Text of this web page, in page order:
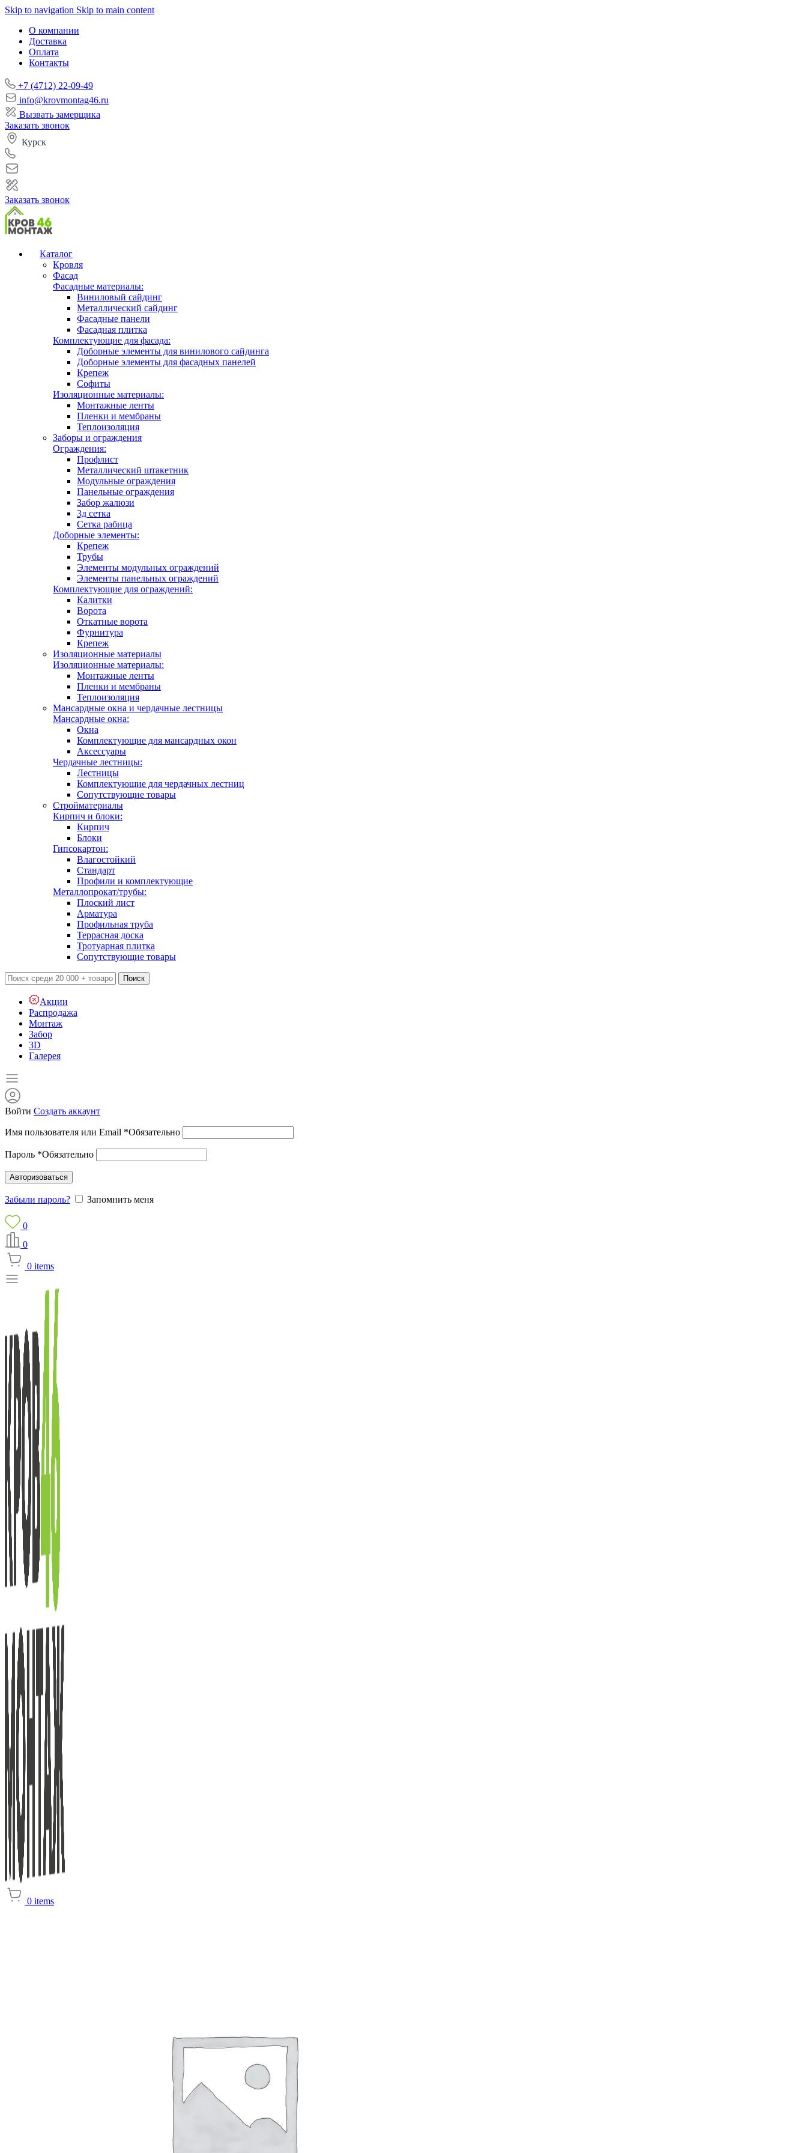
Skip to navigation Skip to main content
О компании
Доставка
Оплата
Контакты
+7 (4712) 22-09-49
info@krovmontag46.ru
Вызвать замерщика
Заказать звонок
Курск
Заказать звонок
Каталог
Кровля
Фасад
Фасадные материалы:
Виниловый сайдинг
Металлический сайдинг
Фасадные панели
Фасадная плитка
Комплектующие для фасада:
Доборные элементы для винилового сайдинга
Доборные элементы для фасадных панелей
Крепеж
Софиты
Изоляционные материалы:
Монтажные ленты
Пленки и мембраны
Теплоизоляция
Заборы и ограждения
Ограждения:
Профлист
Металлический штакетник
Модульные ограждения
Панельные ограждения
Забор жалюзи
3д сетка
Сетка рабица
Доборные элементы:
Крепеж
Трубы
Элементы модульных ограждений
Элементы панельных ограждений
Комплектующие для ограждений:
Калитки
Ворота
Откатные ворота
Фурнитура
Крепеж
Изоляционные материалы
Изоляционные материалы:
Монтажные ленты
Пленки и мембраны
Теплоизоляция
Мансардные окна и чердачные лестницы
Мансардные окна:
Окна
Комплектующие для мансардных окон
Аксессуары
Чердачные лестницы:
Лестницы
Комплектующие для чердачных лестниц
Сопутствующие товары
Стройматериалы
Кирпич и блоки:
Кирпич
Блоки
Гипсокартон:
Влагостойкий
Стандарт
Профили и комплектующие
Металлопрокат/трубы:
Плоский лист
Арматура
Профильная труба
Террасная доска
Тротуарная плитка
Сопутствующие товары
Поиск
Акции
Распродажа
Монтаж
Забор
3D
Галерея
Войти Создать аккаунт
Имя пользователя или Email *Обязательно
Пароль *Обязательно
Авторизоваться
Забыли пароль? Запомнить меня
0
0
0 items
0 items